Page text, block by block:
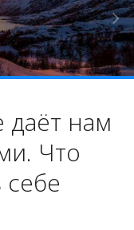
даёт нам
Что
себе